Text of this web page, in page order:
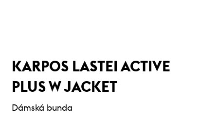
KARPOS LASTEI ACTIVE
PLUS W JACKET
Dámská bunda